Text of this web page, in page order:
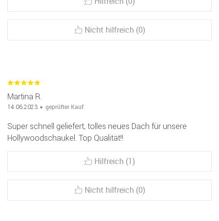
Nicht hilfreich (0)
Martina R.
14.06.2023 geprüfter Kauf
Super schnell geliefert, tolles neues Dach für unsere
Hollywoodschaukel. Top Qualität!!
Hilfreich (1)
Nicht hilfreich (0)